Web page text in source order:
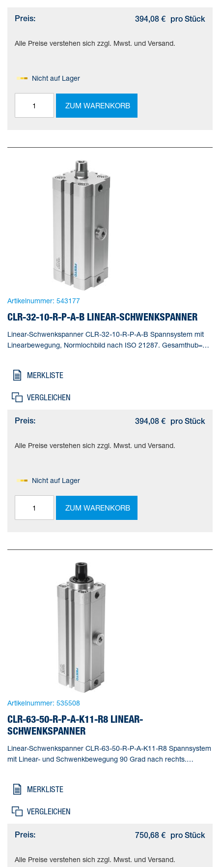
Preis: 394,08 € pro Stück
Alle Preise verstehen sich zzgl. Mwst. und Versand.
Nicht auf Lager
ZUM WARENKORB
Artikelnummer: 543177
CLR-32-10-R-P-A-B LINEAR-SCHWENKSPANNER
Linear-Schwenkspanner CLR-32-10-R-P-A-B Spannsystem mit
Linearbewegung, Normlochbild nach ISO 21287. Gesamthub=28
MERKLISTE
VERGLEICHEN
Preis: 394,08 € pro Stück
Alle Preise verstehen sich zzgl. Mwst. und Versand.
Nicht auf Lager
ZUM WARENKORB
Artikelnummer: 535508
CLR-63-50-R-P-A-K11-R8 LINEAR-
SCHWENKSPANNER
Linear-Schwenkspanner CLR-63-50-R-P-A-K11-R8 Spannsystem
mit Linear- und Schwenkbewegung 90 Grad nach rechts.
Durchmesser=63 mm, Kolbenstangengewinde=M10,
MERKLISTE
VERGLEICHEN
Preis: 750,68 € pro Stück
Alle Preise verstehen sich zzgl. Mwst. und Versand.